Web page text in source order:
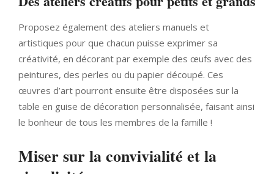
Proposez également des ateliers manuels et
artistiques pour que chacun puisse exprimer sa
créativité, en décorant par exemple des œufs avec des
peintures, des perles ou du papier découpé. Ces
œuvres d’art pourront ensuite être disposées sur la
table en guise de décoration personnalisée, faisant ainsi
le bonheur de tous les membres de la famille !
Miser sur la convivialité et la